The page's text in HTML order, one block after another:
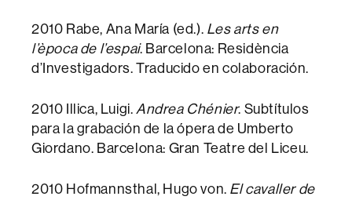
2010 Rabe, Ana María (ed.). Les arts en
l’època de l’espai. Barcelona: Residència
d’Investigadors. Traducido en colaboración.
2010 Illica, Luigi. Andrea Chénier. Subtítulos
para la grabación de la ópera de Umberto
Giordano. Barcelona: Gran Teatre del Liceu.
2010 Hofmannsthal, Hugo von. El cavaller de